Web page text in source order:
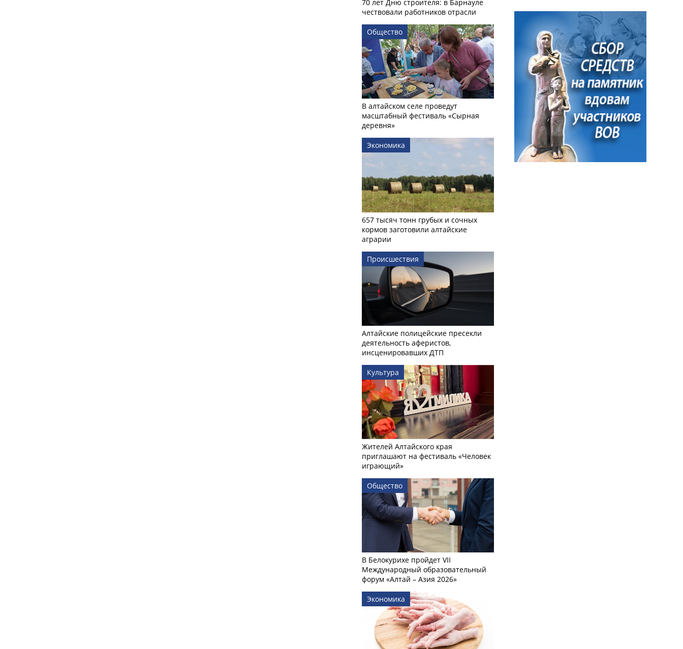
70 лет Дню строителя: в Барнауле
чествовали работников отрасли
Общество
В алтайском селе проведут
масштабный фестиваль «Сырная
деревня»
Экономика
657 тысяч тонн грубых и сочных
кормов заготовили алтайские
аграрии
Происшествия
Алтайские полицейские пресекли
деятельность аферистов,
инсценировавших ДТП
Культура
Жителей Алтайского края
приглашают на фестиваль «Человек
играющий»
Общество
В Белокурихе пройдет VII
Международный образовательный
форум «Алтай – Азия 2026»
Экономика